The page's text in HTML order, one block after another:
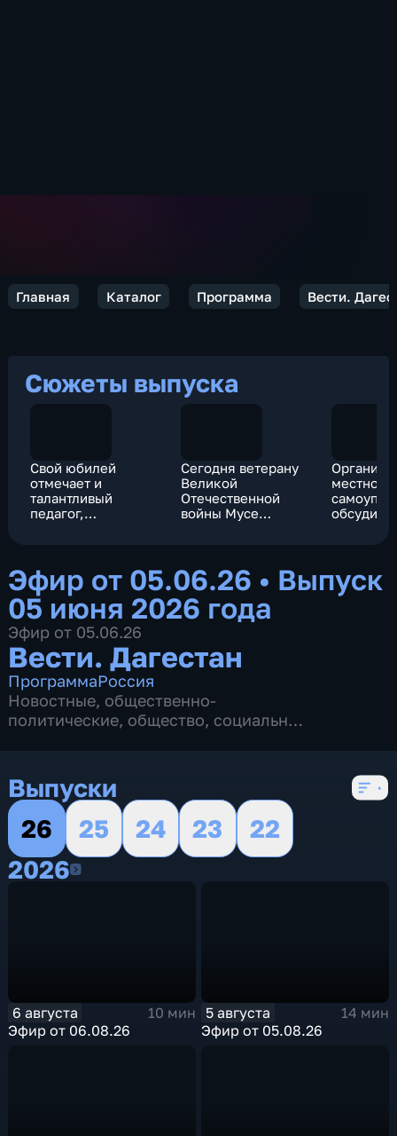
Главная Каталог Программа Вести.
Сюжеты выпуска
Свой юбилей
отмечает и
талантливый
педагог,
Авшалумова
Сегодня ветерану
Великой
Отечественной
войны Мусе
года!
местного
обсудили
по
Эфир от 05.06.26 • Выпуск
05 июня 2026 года
Эфир от 05.06.26
Вести. Дагестан
ПрограммаРоссия
Новостные, общественно-
политические, общество, социально-
Выпуски
26
25 24 23
22
20262026
6 августа
10 мин
Эфир от 06.08.26
5 августа
14 мин
Эфир от 05.08.26